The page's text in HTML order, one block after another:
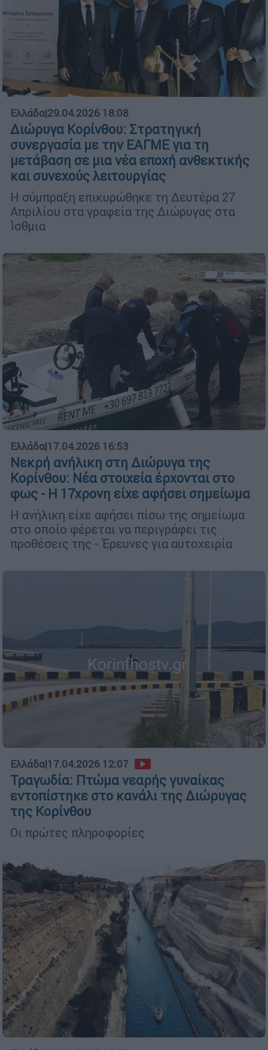
Ελλάδα|29.04.2026 18:08
Διώρυγα Κορίνθου: Στρατηγική
συνεργασία με την ΕΑΓΜΕ για τη
μετάβαση σε μια νέα εποχή ανθεκτικής
και συνεχούς λειτουργίας
Η σύμπραξη επικυρώθηκε τη Δευτέρα 27
Απριλίου στα γραφεία της Διώρυγας στα
Ίσθμια
Ελλάδα|17.04.2026 16:53
Νεκρή ανήλικη στη Διώρυγα της
Κορίνθου: Νέα στοιχεία έρχονται στο
φως - Η 17χρονη είχε αφήσει σημείωμα
Η ανήλικη είχε αφήσει πίσω της σημείωμα
στο οποίο φέρεται να περιγράφει τις
προθέσεις της - Έρευνες για αυτοχειρία
Ελλάδα|17.04.2026 12:07
Τραγωδία: Πτώμα νεαρής γυναίκας
εντοπίστηκε στο κανάλι της Διώρυγας
της Κορίνθου
Οι πρώτες πληροφορίες